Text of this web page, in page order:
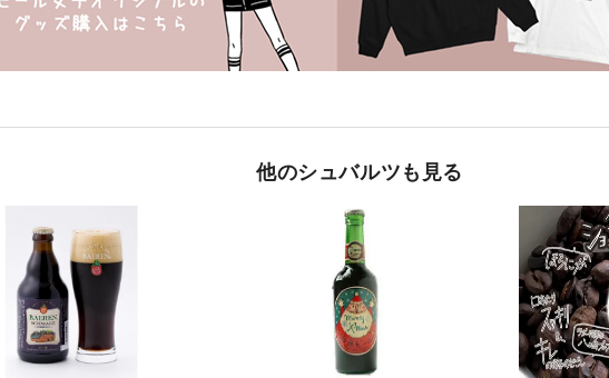
他のシュバルツも見る